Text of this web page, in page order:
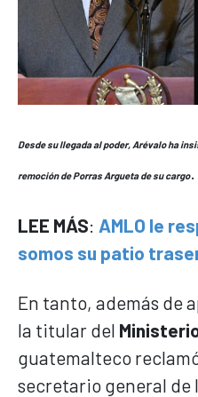
Desde su llegada al poder, Arévalo ha
remoción de Porras Argueta de su cargo.
LEE MÁS: AMLO le
somos su patio
En tanto, además de
la titular del
guatemalteco
secretario general de